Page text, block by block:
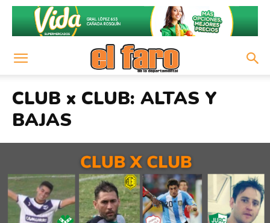
CLUB x CLUB: ALTAS Y
BAJAS